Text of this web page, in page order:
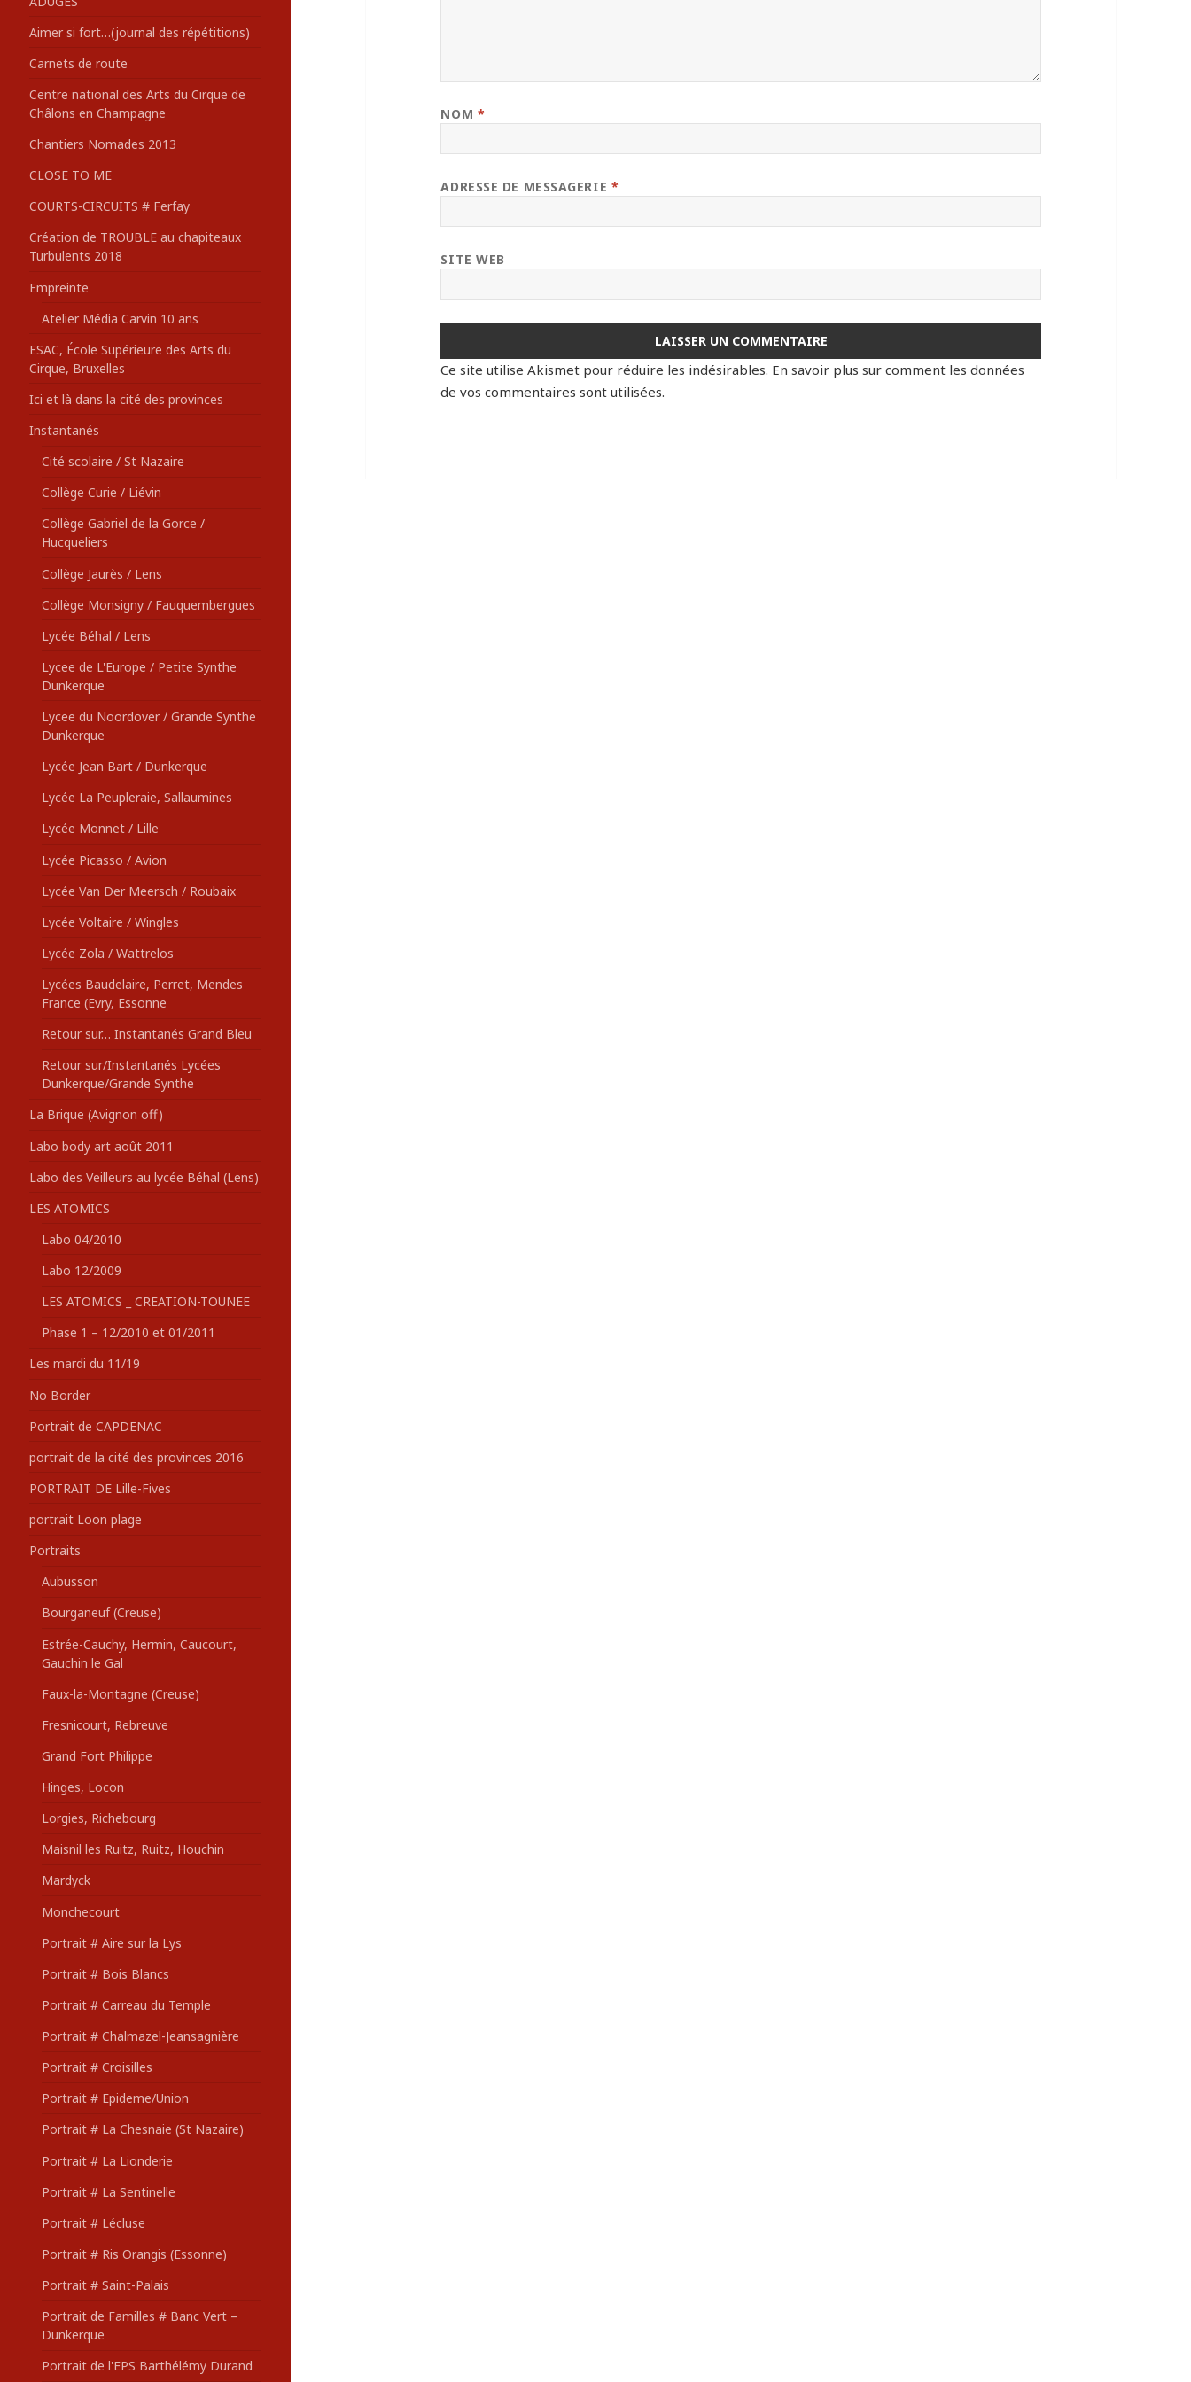
:Aimer si fort…(journal des répétitions)
Carnets de route
Centre national des Arts du Cirque de
Châlons en Champagne
Chantiers Nomades 2013
CLOSE TO ME
COURTS-CIRCUITS # Ferfay
Création de TROUBLE au chapiteaux
Turbulents 2018
Empreinte
Atelier Média Carvin 10 ans
ESAC, École Supérieure des Arts du
Cirque, Bruxelles
Ici et là dans la cité des provinces
Instantanés
Cité scolaire / St Nazaire
Collège Curie / Liévin
Collège Gabriel de la Gorce /
Hucqueliers
Collège Jaurès / Lens
Collège Monsigny / Fauquembergues
Lycée Béhal / Lens
Lycee de L'Europe / Petite Synthe
Dunkerque
Lycee du Noordover / Grande Synthe
Dunkerque
Lycée Jean Bart / Dunkerque
Lycée La Peupleraie, Sallaumines
Lycée Monnet / Lille
Lycée Picasso / Avion
Lycée Van Der Meersch / Roubaix
Lycée Voltaire / Wingles
Lycée Zola / Wattrelos
Lycées Baudelaire, Perret, Mendes
France (Evry, Essonne
Retour sur… Instantanés Grand Bleu
Retour sur/Instantanés Lycées
Dunkerque/Grande Synthe
La Brique (Avignon off)
Labo body art août 2011
Labo des Veilleurs au lycée Béhal (Lens)
LES ATOMICS
Labo 04/2010
Labo 12/2009
LES ATOMICS _ CREATION-TOUNEE
Phase 1 – 12/2010 et 01/2011
Les mardi du 11/19
No Border
Portrait de CAPDENAC
portrait de la cité des provinces 2016
PORTRAIT DE Lille-Fives
portrait Loon plage
Portraits
Aubusson
Bourganeuf (Creuse)
Estrée-Cauchy, Hermin, Caucourt,
Gauchin le Gal
Faux-la-Montagne (Creuse)
Fresnicourt, Rebreuve
Grand Fort Philippe
Hinges, Locon
Lorgies, Richebourg
Maisnil les Ruitz, Ruitz, Houchin
Mardyck
Monchecourt
Portrait # Aire sur la Lys
Portrait # Bois Blancs
Portrait # Carreau du Temple
Portrait # Chalmazel-Jeansagnière
Portrait # Croisilles
Portrait # Epideme/Union
Portrait # La Chesnaie (St Nazaire)
Portrait # La Lionderie
Portrait # La Sentinelle
Portrait # Lécluse
Portrait # Ris Orangis (Essonne)
Portrait # Saint-Palais
Portrait de Familles # Banc Vert –
Dunkerque
Portrait de l'EPS Barthélémy Durand
NOM *
ADRESSE DE MESSAGERIE *
SITE WEB
Ce site utilise Akismet pour réduire les indésirables. En savoir plus sur comment les données
de vos commentaires sont utilisées.